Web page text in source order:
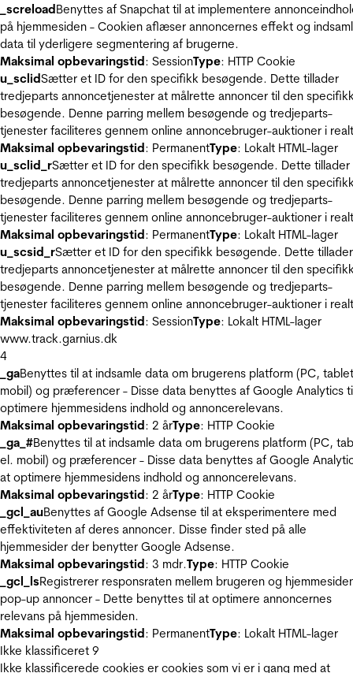
_screloadBenyttes af Snapchat til at implementere
på hjemmesiden - Cookien aflæser annoncernes effekt og
data til yderligere segmentering af brugerne.
Maksimal opbevaringstid: SessionType: HTTP Cookie
u_sclidSætter et ID for den specifikk besøgende. Dette tillader
tredjeparts annoncetjenester at målrette annoncer til den
besøgende. Denne parring mellem besøgende og tredjeparts-
tjenester faciliteres gennem online annoncebruger-auktioner i
Maksimal opbevaringstid: PermanentType: Lokalt HTML-lager
u_sclid_rSætter et ID for den specifikk besøgende. Dette tillader
tredjeparts annoncetjenester at målrette annoncer til den
besøgende. Denne parring mellem besøgende og tredjeparts-
tjenester faciliteres gennem online annoncebruger-auktioner i
Maksimal opbevaringstid: PermanentType: Lokalt HTML-lager
u_scsid_rSætter et ID for den specifikk besøgende. Dette tillader
tredjeparts annoncetjenester at målrette annoncer til den
besøgende. Denne parring mellem besøgende og tredjeparts-
tjenester faciliteres gennem online annoncebruger-auktioner i
Maksimal opbevaringstid: SessionType: Lokalt HTML-lager
www.track.garnius.dk
4
_gaBenyttes til at indsamle data om brugerens platform (PC,
mobil) og præferencer - Disse data benyttes af Google Analytics
optimere hjemmesidens indhold og annoncerelevans.
Maksimal opbevaringstid: 2 årType: HTTP Cookie
_ga_#Benyttes til at indsamle data om brugerens platform (PC,
el. mobil) og præferencer - Disse data benyttes af Google
at optimere hjemmesidens indhold og annoncerelevans.
Maksimal opbevaringstid: 2 årType: HTTP Cookie
_gcl_auBenyttes af Google Adsense til at eksperimentere med
effektiviteten af deres annoncer. Disse finder sted på alle
hjemmesider der benytter Google Adsense.
Maksimal opbevaringstid: 3 mdr.Type: HTTP Cookie
_gcl_lsRegistrerer responsraten mellem brugeren og
pop-up annoncer - Dette benyttes til at optimere annoncernes
relevans på hjemmesiden.
Maksimal opbevaringstid: PermanentType: Lokalt HTML-lager
Ikke klassificeret 9
Ikke klassificerede cookies er cookies som vi er i gang med at